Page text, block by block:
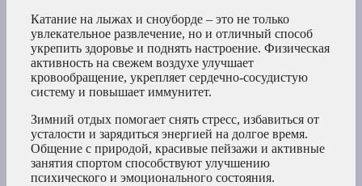
Катание на лыжах и сноуборде – это не только
увлекательное развлечение, но и отличный способ
укрепить здоровье и поднять настроение. Физическая
активность на свежем воздухе улучшает
кровообращение, укрепляет сердечно-сосудистую
систему и повышает иммунитет.
Зимний отдых помогает снять стресс, избавиться от
усталости и зарядиться энергией на долгое время.
Общение с природой, красивые пейзажи и активные
занятия спортом способствуют улучшению
психического и эмоционального состояния.